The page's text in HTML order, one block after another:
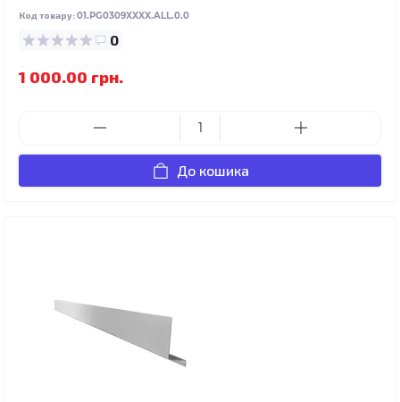
Код товару:01.PG0309XXXX.ALL.0.0
0
1 000.00 грн.
До кошика